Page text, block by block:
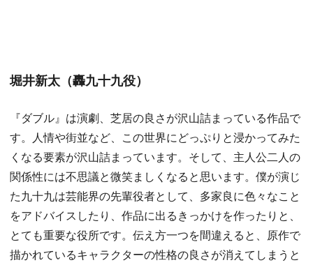
堀井新太（轟九十九役）
『ダブル』は演劇、芝居の良さが沢山詰まっている作品で
す。人情や街並など、この世界にどっぷりと浸かってみた
くなる要素が沢山詰まっています。そして、主人公二人の
関係性には不思議と微笑ましくなると思います。僕が演じ
た九十九は芸能界の先輩役者として、多家良に色々なこと
をアドバイスしたり、作品に出るきっかけを作ったりと、
とても重要な役所です。伝え方一つを間違えると、原作で
描かれているキャラクターの性格の良さが消えてしまうと